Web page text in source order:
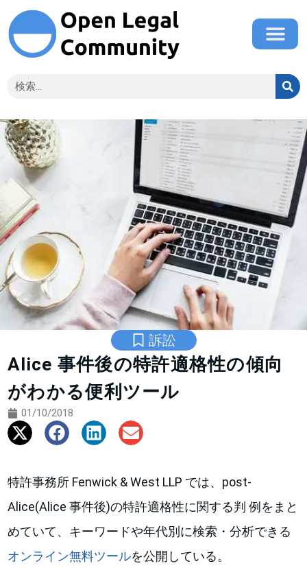
訴訟
Alice 事件後の特許適格性の傾向
がわかる便利ツール
01/10/2018
特許事務所 Fenwick & West LLP では、post-
Alice(Alice 事件後)の特許適格性に関する判 例をまと
めていて、キーワードや年代別に検索・分析できる
オンライン無料ツールを公開している。